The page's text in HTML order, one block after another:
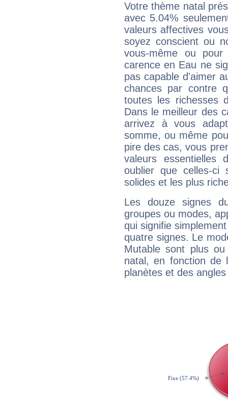
Votre thème natal
avec 5.04%
valeurs affectives
soyez conscient ou
vous-même ou
carence en Eau ne
pas capable d'aimer
chances par contre
toutes les richesses
Dans le meilleur des
arrivez à vous
somme, ou même
pire des cas, vous
valeurs
oublier que celles-
solides et les plus
Les douze signes
groupes ou modes,
qui signifie
quatre signes. Le
Mutable sont plus
natal, en fonction de
planètes et des